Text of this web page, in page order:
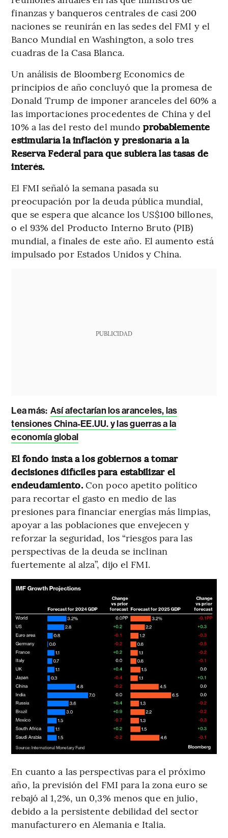
finanzas y banqueros centrales de casi 200
naciones se reunirán en las sedes del FMI y el
Banco Mundial en Washington, a solo tres
cuadras de la Casa Blanca.
Un análisis de Bloomberg Economics de
principios de año concluyó que la promesa de
Donald Trump de imponer aranceles del 60% a
las importaciones procedentes de China y del
10% a las del resto del mundoprobablemente
estimularía la inflación y presionaría a la
Reserva Federal para que subiera las tasas de
interés.
El FMI señaló la semana pasada su
preocupación por la deuda pública mundial,
que se espera que alcance los US$100 billones,
o el 93% del Producto Interno Bruto (PIB)
mundial, a finales de este año. El aumento está
impulsado por Estados Unidos y China.
PUBLICIDAD
Lea más: Así afectarían los aranceles, las
tensiones China-EE.UU. y las guerras a la
economía global
El fondo insta a los gobiernos a tomar
decisiones difíciles para estabilizar el
endeudamiento. Con poco apetito político
para recortar el gasto en medio de las
presiones para financiar energías más limpias,
apoyar a las poblaciones que envejecen y
reforzar la seguridad, los “riesgos para las
perspectivas de la deuda se inclinan
fuertemente al alza”, dijo el FMI.
En cuanto a las perspectivas para el próximo
año, la previsión del FMI para la zona euro se
rebajó al 1,2%, un 0,3% menos que en julio,
debido a la persistente debilidad del sector
manufacturero en Alemania e Italia.